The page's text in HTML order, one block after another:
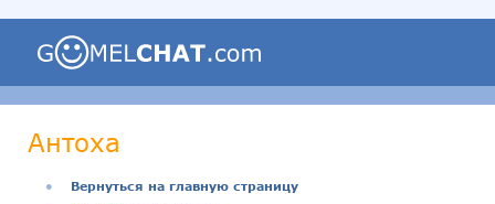
Антоха
●
Вернуться на главную страницу